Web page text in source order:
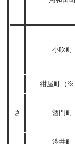
小吹町
紺屋町（
さ 酒門町
渋井町